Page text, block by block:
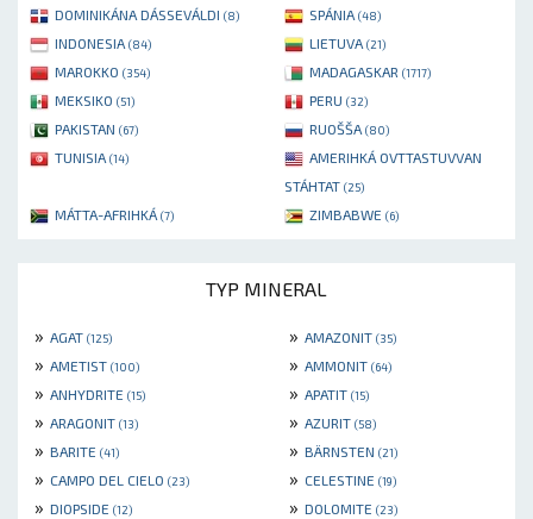
DOMINIKÁNA DÁSSEVÁLDI (8) SPÁNIA (48)
INDONESIA (84) LIETUVA (21)
MAROKKO (354) MADAGASKAR (1717)
MEKSIKO (51) PERU (32)
PAKISTAN (67) RUOŠŠA (80)
TUNISIA (14)
AMERIHKÁ OVTTASTUVVAN
STÁHTAT (25)
MÁTTA-AFRIHKÁ (7) ZIMBABWE (6)
TYP MINERAL
» AGAT (125) » AMAZONIT (35)
» AMETIST (100) » AMMONIT (64)
» ANHYDRITE (15) » APATIT (15)
» ARAGONIT (13) » AZURIT (58)
» BARITE (41) » BÄRNSTEN (21)
» CAMPO DEL CIELO (23) » CELESTINE (19)
» DIOPSIDE (12) » DOLOMITE (23)